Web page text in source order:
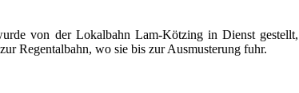
von der Lokalbahn Lam-Kötzing in Dienst gestellt,
Regentalbahn, wo sie bis zur Ausmusterung fuhr.